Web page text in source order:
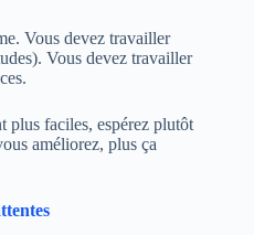
Vous devez travailler
Vous devez travailler
plus faciles, espérez plutôt
améliorez, plus ça